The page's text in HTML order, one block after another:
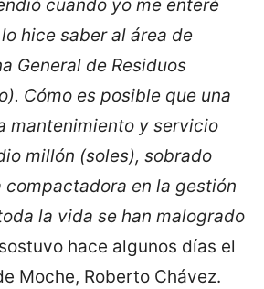
cuando yo me enteré
hice saber al área de
General de Residuos
Cómo es posible que una
mantenimiento y servicio
millón (soles), sobrado
compactadora en la gestión
la vida se han malogrado
hace algunos días el
Moche, Roberto Chávez.